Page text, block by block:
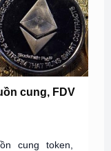
cung, FDV
cung token,